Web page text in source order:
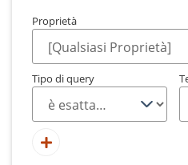
Proprietà
Tipo di query